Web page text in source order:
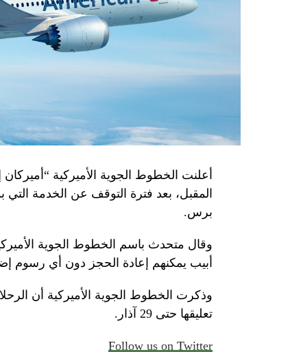
أعلنت الخطوط الجوية الأميركية “أميركان
المقبل، بعد فترة التوقف عن الخدمة
برس.
وقال متحدث باسم الخطوط الجوية
أبيب يمكنهم إعادة الحجز دون أي رسوم
وذكرت الخطوط الجوية الأميركية أن
تعليقها حتى 29 آذار.
Follow us on Twitter